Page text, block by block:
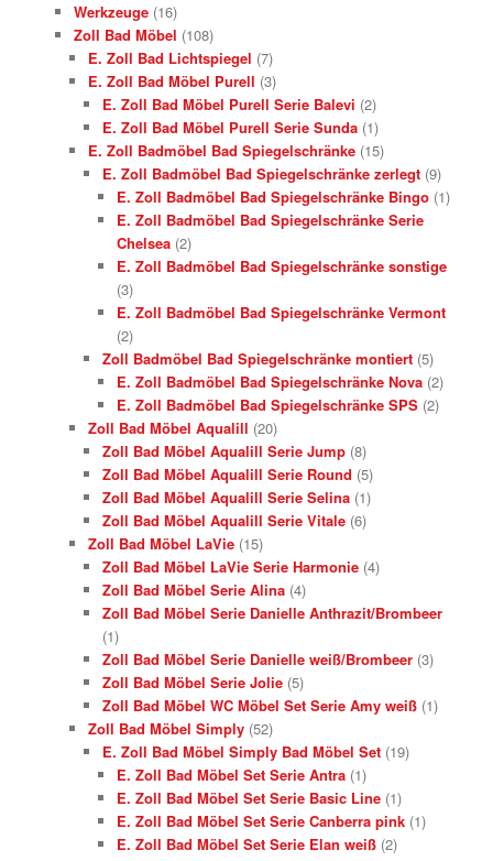
Werkzeuge (16)
Zoll Bad Möbel (108)
E. Zoll Bad Lichtspiegel (7)
E. Zoll Bad Möbel Purell (3)
E. Zoll Bad Möbel Purell Serie Balevi (2)
E. Zoll Bad Möbel Purell Serie Sunda (1)
E. Zoll Badmöbel Bad Spiegelschränke (15)
E. Zoll Badmöbel Bad Spiegelschränke zerlegt (9)
E. Zoll Badmöbel Bad Spiegelschränke Bingo (1)
E. Zoll Badmöbel Bad Spiegelschränke Serie
Chelsea (2)
E. Zoll Badmöbel Bad Spiegelschränke sonstige
(3)
E. Zoll Badmöbel Bad Spiegelschränke Vermont
(2)
Zoll Badmöbel Bad Spiegelschränke montiert (5)
E. Zoll Badmöbel Bad Spiegelschränke Nova (2)
E. Zoll Badmöbel Bad Spiegelschränke SPS (2)
Zoll Bad Möbel Aqualill (20)
Zoll Bad Möbel Aqualill Serie Jump (8)
Zoll Bad Möbel Aqualill Serie Round (5)
Zoll Bad Möbel Aqualill Serie Selina (1)
Zoll Bad Möbel Aqualill Serie Vitale (6)
Zoll Bad Möbel LaVie (15)
Zoll Bad Möbel LaVie Serie Harmonie (4)
Zoll Bad Möbel Serie Alina (4)
Zoll Bad Möbel Serie Danielle Anthrazit/Brombeer
(1)
Zoll Bad Möbel Serie Danielle weiß/Brombeer (3)
Zoll Bad Möbel Serie Jolie (5)
Zoll Bad Möbel WC Möbel Set Serie Amy weiß (1)
Zoll Bad Möbel Simply (52)
E. Zoll Bad Möbel Simply Bad Möbel Set (19)
E. Zoll Bad Möbel Set Serie Antra (1)
E. Zoll Bad Möbel Set Serie Basic Line (1)
E. Zoll Bad Möbel Set Serie Canberra pink (1)
E. Zoll Bad Möbel Set Serie Elan weiß (2)